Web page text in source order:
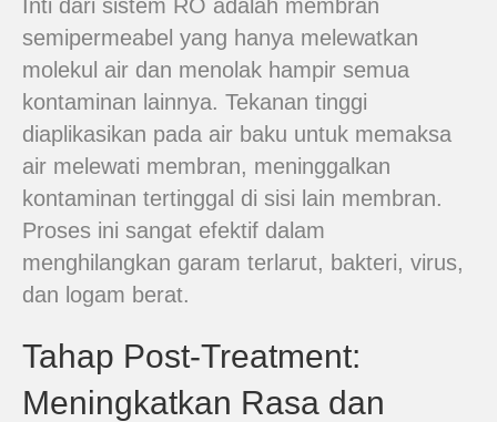
Inti dari sistem RO adalah membran
semipermeabel yang hanya melewatkan
molekul air dan menolak hampir semua
kontaminan lainnya. Tekanan tinggi
diaplikasikan pada air baku untuk memaksa
air melewati membran, meninggalkan
kontaminan tertinggal di sisi lain membran.
Proses ini sangat efektif dalam
menghilangkan garam terlarut, bakteri, virus,
dan logam berat.
Tahap Post-Treatment:
Meningkatkan Rasa dan